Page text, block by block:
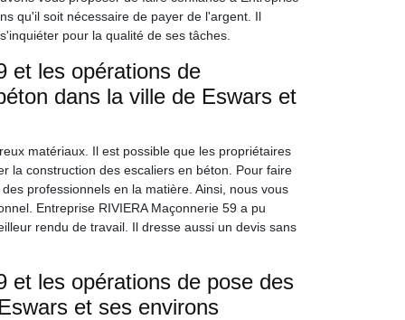
qu'il soit nécessaire de payer de l'argent. Il
pour la qualité de ses tâches.
et les opérations de
dans la ville de Eswars et
matériaux. Il est possible que les propriétaires
la construction des escaliers en béton. Pour faire
professionnels en la matière. Ainsi, nous vous
Entreprise RIVIERA Maçonnerie 59 a pu
rendu de travail. Il dresse aussi un devis sans
et les opérations de pose des
et ses environs